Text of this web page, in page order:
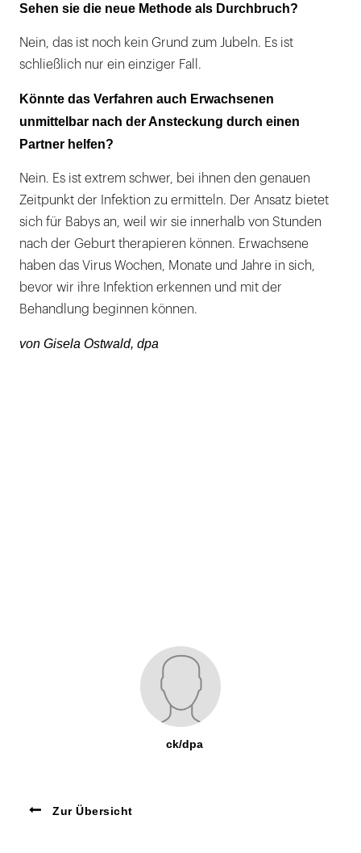
Sehen sie die neue Methode als Durchbruch?
Nein, das ist noch kein Grund zum Jubeln. Es ist
schließlich nur ein einziger Fall.
Könnte das Verfahren auch Erwachsenen
unmittelbar nach der Ansteckung durch einen
Partner helfen?
Nein. Es ist extrem schwer, bei ihnen den genauen
Zeitpunkt der Infektion zu ermitteln. Der Ansatz bietet
sich für Babys an, weil wir sie innerhalb von Stunden
nach der Geburt therapieren können. Erwachsene
haben das Virus Wochen, Monate und Jahre in sich,
bevor wir ihre Infektion erkennen und mit der
Behandlung beginnen können.
von Gisela Ostwald, dpa
ck/dpa
Zur Übersicht